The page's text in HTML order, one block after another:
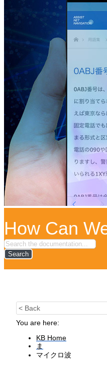
How Can
Search
< Back
You are here:
KB Home
ま
マイクロ波